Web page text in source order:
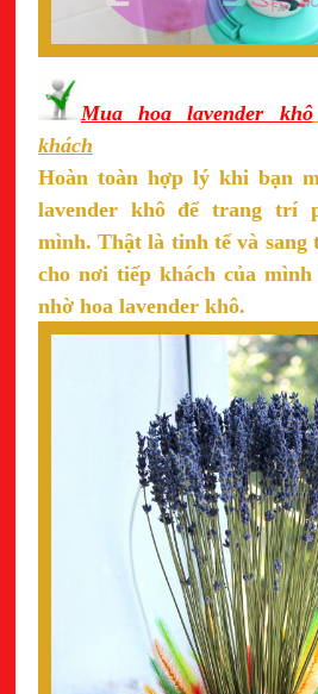
Mua hoa lavender khô
khách
Hoàn toàn hợp lý khi bạn
lavender khô để trang trí
mình. Thật là tinh tế và sang
cho nơi tiếp khách của
nhờ hoa lavender khô.